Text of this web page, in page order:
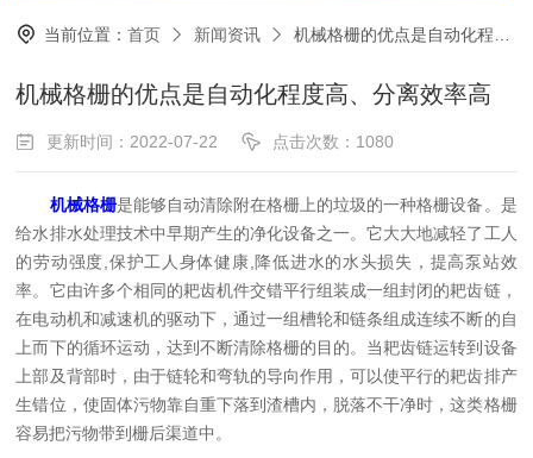
当前位置：首页 新闻资讯 机械格栅的优点是自动化程度高、分离效率高
机械格栅的优点是自动化程度高、分离效率高
更新时间：2022-07-22 点击次数：1080
机械格栅是能够自动清除附在格栅上的垃圾的一种格栅设备。是
给水排水处理技术中早期产生的净化设备之一。它大大地减轻了工人
的劳动强度,保护工人身体健康,降低进水的水头损失，提高泵站效
率。它由许多个相同的耙齿机件交错平行组装成一组封闭的耙齿链，
在电动机和减速机的驱动下，通过一组槽轮和链条组成连续不断的自
上而下的循环运动，达到不断清除格栅的目的。当耙齿链运转到设备
上部及背部时，由于链轮和弯轨的导向作用，可以使平行的耙齿排产
生错位，使固体污物靠自重下落到渣槽内，脱落不干净时，这类格栅
容易把污物带到栅后渠道中。